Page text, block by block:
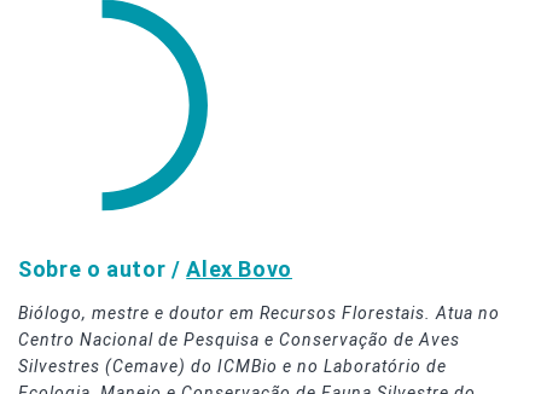
Sobre o autor /Alex Bovo
Biólogo, mestre e doutor em Recursos Florestais. Atua no
Centro Nacional de Pesquisa e Conservação de Aves
Silvestres (Cemave) do ICMBio e no Laboratório de